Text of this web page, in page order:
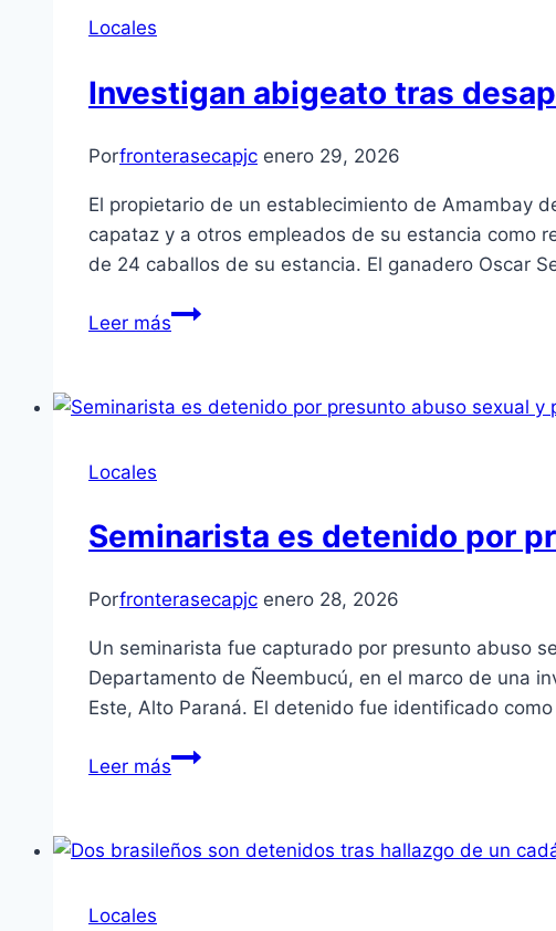
Locales
Investigan abigeato tras
Porfronterasecapjc enero 29, 2026
El propietario de un establecimiento de Amambay
capataz y a otros empleados de su estancia como
de 24 caballos de su estancia. El ganadero Oscar
Leer más
Locales
Seminarista es detenido por
Porfronterasecapjc enero 28, 2026
Un seminarista fue capturado por presunto abuso
Departamento de Ñeembucú, en el marco de una
Este, Alto Paraná. El detenido fue identificado
Leer más
Locales